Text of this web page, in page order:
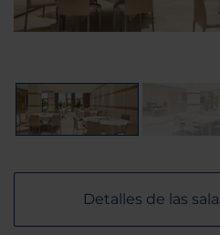
Detalles de las